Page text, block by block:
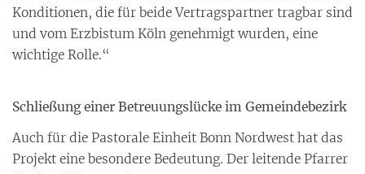
Konditionen, die für beide Vertragspartner tragbar sind
und vom Erzbistum Köln genehmigt wurden, eine
wichtige Rolle.“
Schließung einer Betreuungslücke im Gemeindebezirk
Auch für die Pastorale Einheit Bonn Nordwest hat das
Projekt eine besondere Bedeutung. Der leitende Pfarrer